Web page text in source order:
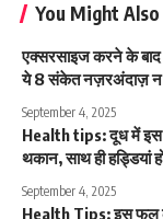
You Might
एक्सरसाइज करने के
ये 8 संकेत नज़रअंदाज़
September 4, 2025
Health tips: दूध में इस
थकान, साथ ही हड्डियां
September 4, 2025
Health Tips: इस फल